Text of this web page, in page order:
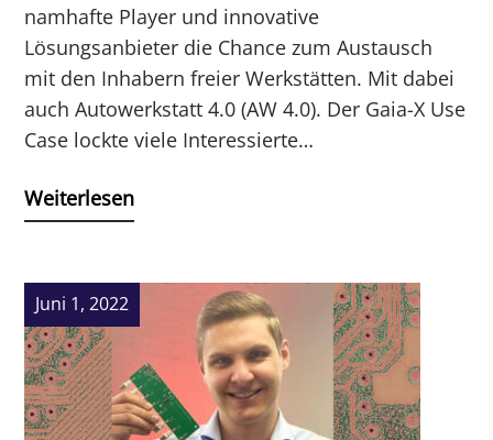
namhafte Player und innovative
Lösungsanbieter die Chance zum Austausch
mit den Inhabern freier Werkstätten. Mit dabei
auch Autowerkstatt 4.0 (AW 4.0). Der Gaia-X Use
Case lockte viele Interessierte…
Weiterlesen
Juni 1, 2022